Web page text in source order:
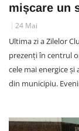
mișcare un
24 Mai
Ultima zi a Zilelor
prezenți în centrul
cele mai energice
din municipiu.